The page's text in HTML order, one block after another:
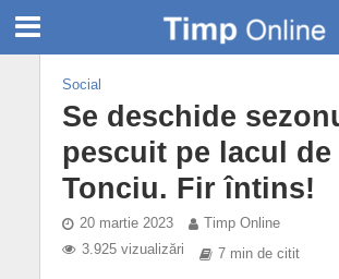
Social
Se deschide
pescuit pe lacul de
Tonciu. Fir întins!
20 martie 2023
Timp Online
3.925 vizualizări
7 min de citit